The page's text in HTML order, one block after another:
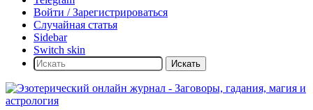
Войти / Зарегистрироваться
Случайная статья
Sidebar
Switch skin
Искать